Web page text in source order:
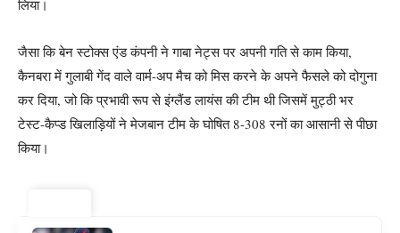
लिया।
जैसा कि बेन स्टोक्स एंड कंपनी ने गाबा नेट्स पर अपनी गति से काम किया,
कैनबरा में गुलाबी गेंद वाले वार्म-अप मैच को मिस करने के अपने फैसले को दोगुना
कर दिया, जो कि प्रभावी रूप से इंग्लैंड लायंस की टीम थी जिसमें मुट्ठी भर
टेस्ट-कैप्ड खिलाड़ियों ने मेजबान टीम के घोषित 8-308 रनों का आसानी से पीछा
किया।